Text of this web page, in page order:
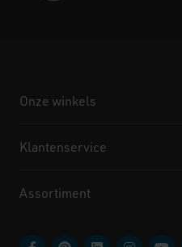
Onze winkels
Klantenservice
Assortiment